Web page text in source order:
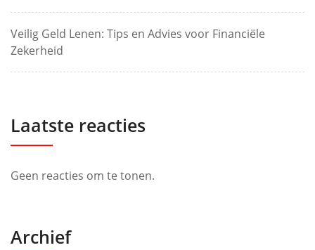
Veilig Geld Lenen: Tips en Advies voor Financiële
Zekerheid
Laatste reacties
Geen reacties om te tonen.
Archief